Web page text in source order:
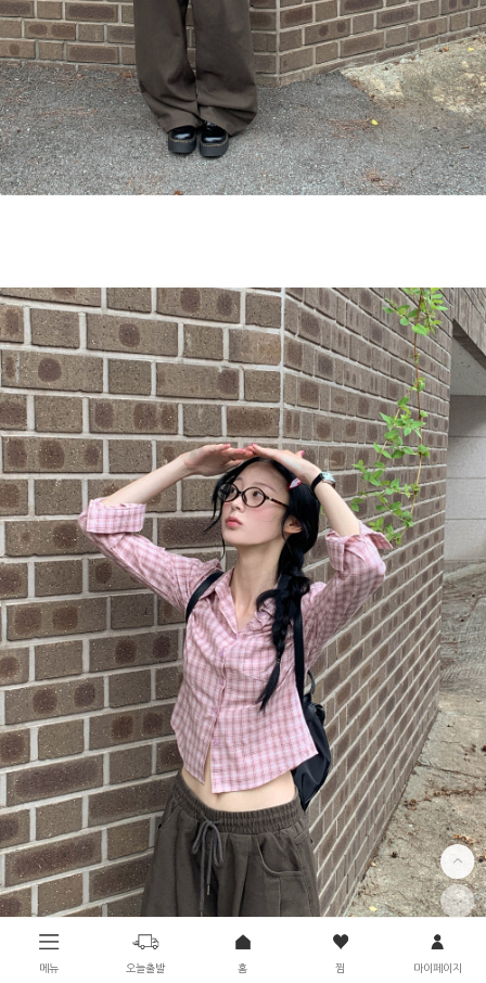
메뉴 오늘출발 홈 찜 마이페이지